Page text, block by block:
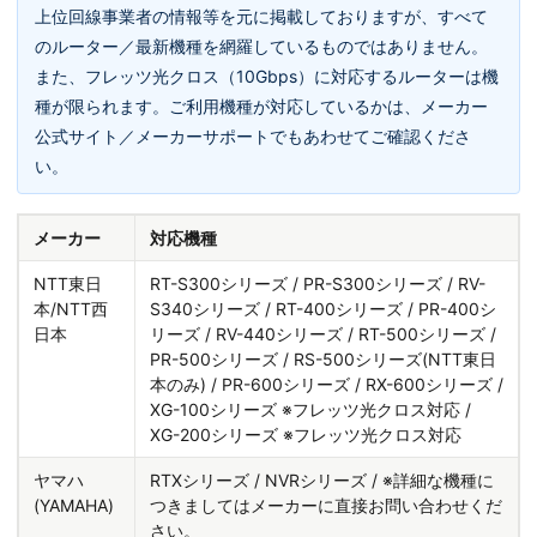
上位回線事業者の情報等を元に掲載しておりますが、すべて
のルーター／最新機種を網羅しているものではありません。
また、フレッツ光クロス（10Gbps）に対応するルーターは機
種が限られます。ご利用機種が対応しているかは、メーカー
公式サイト／メーカーサポートでもあわせてご確認くださ
い。
メーカー 対応機種
NTT東日
本/NTT西
日本
RT-S300シリーズ / PR-S300シリーズ / RV-
S340シリーズ / RT-400シリーズ / PR-400シ
リーズ / RV-440シリーズ / RT-500シリーズ /
PR-500シリーズ / RS-500シリーズ(NTT東日
本のみ) / PR-600シリーズ / RX-600シリーズ /
XG-100シリーズ ※フレッツ光クロス対応 /
XG-200シリーズ ※フレッツ光クロス対応
ヤマハ
(YAMAHA)
RTXシリーズ / NVRシリーズ / ※詳細な機種に
つきましてはメーカーに直接お問い合わせくだ
さい。